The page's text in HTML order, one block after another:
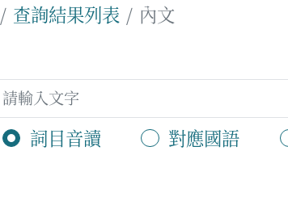
查詢結果列表 內文
詞目音讀 對應國語